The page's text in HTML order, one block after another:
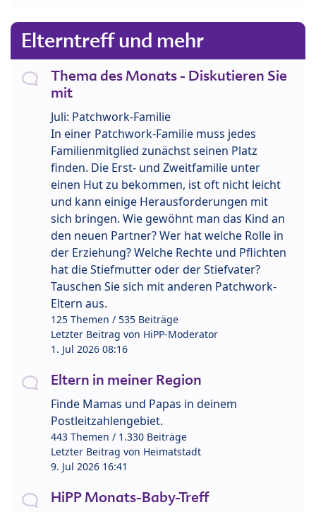
Elterntreff und mehr
Thema des Monats - Diskutieren Sie
mit
Juli: Patchwork-Familie
In einer Patchwork-Familie muss jedes
Familienmitglied zunächst seinen Platz
finden. Die Erst- und Zweitfamilie unter
einen Hut zu bekommen, ist oft nicht leicht
und kann einige Herausforderungen mit
sich bringen. Wie gewöhnt man das Kind an
den neuen Partner? Wer hat welche Rolle in
der Erziehung? Welche Rechte und Pflichten
hat die Stiefmutter oder der Stiefvater?
Tauschen Sie sich mit anderen Patchwork-
Eltern aus.
125 Themen / 535 Beiträge
Letzter Beitrag von HiPP-Moderator
1. Jul 2026 08:16
Eltern in meiner Region
Finde Mamas und Papas in deinem
Postleitzahlengebiet.
443 Themen / 1.330 Beiträge
Letzter Beitrag von Heimatstadt
9. Jul 2026 16:41
HiPP Monats-Baby-Treff